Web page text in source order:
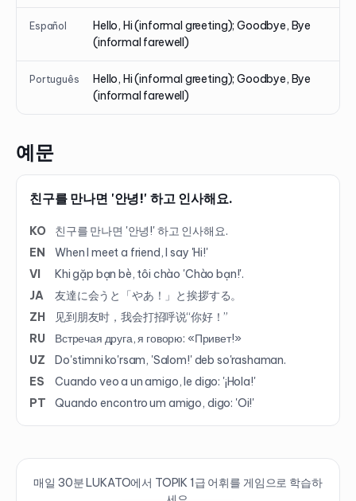
Español
Hello, Hi (informal greeting); Goodbye, Bye
(informal farewell)
Português
Hello, Hi (informal greeting); Goodbye, Bye
(informal farewell)
예문
친구를 만나면 '안녕!' 하고 인사해요.
KO
친구를 만나면 '안녕!' 하고 인사해요.
EN
When I meet a friend, I say 'Hi!'
VI
Khi gặp bạn bè, tôi chào 'Chào bạn!'.
JA
友達に会うと「やあ！」と挨拶する。
ZH
见到朋友时，我会打招呼说“你好！”
RU
Встречая друга, я говорю: «Привет!»
UZ
Do'stimni ko'rsam, 'Salom!' deb so'rashaman.
ES
Cuando veo a un amigo, le digo: '¡Hola!'
PT
Quando encontro um amigo, digo: 'Oi!'
매일 30분 LUKATO에서 TOPIK 1급 어휘를 게임으로 학습하